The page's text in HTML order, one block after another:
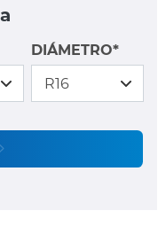
DIÁMETRO*